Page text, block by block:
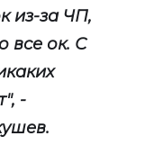
из-за ЧП,
все ок. С
-